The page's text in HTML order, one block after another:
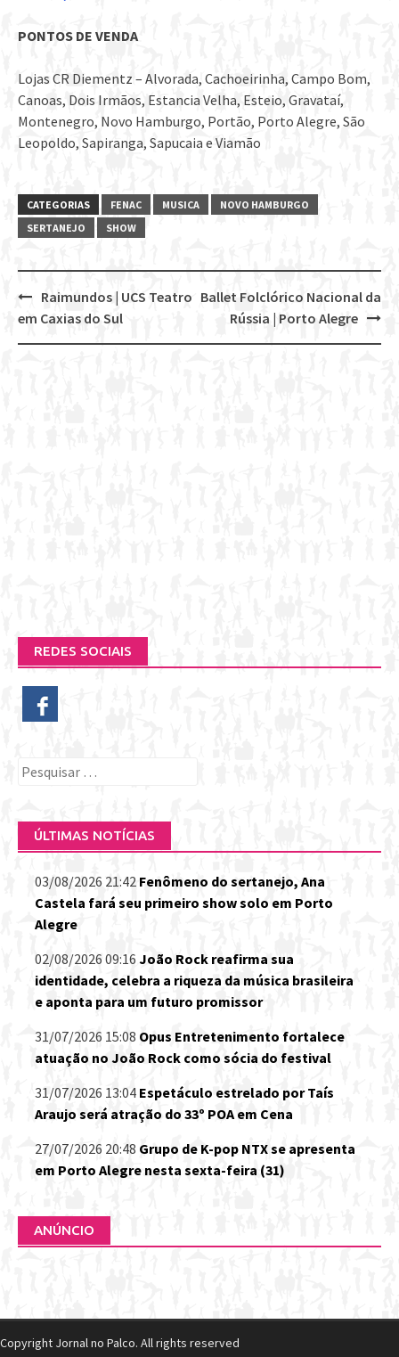
PONTOS DE VENDA
Lojas CR Diementz – Alvorada, Cachoeirinha, Campo Bom,
Canoas, Dois Irmãos, Estancia Velha, Esteio, Gravataí,
Montenegro, Novo Hamburgo, Portão, Porto Alegre, São
Leopoldo, Sapiranga, Sapucaia e Viamão
CATEGORIAS FENAC MUSICA
NOVO HAMBURGO
SERTANEJO
SHOW
Post
navigation
Ballet Folclórico Nacional da
Rússia | Porto Alegre
Raimundos | UCS Teatro
em Caxias do Sul
REDES SOCIAIS
Pesquisar
ÚLTIMAS NOTÍCIAS
03/08/2026 21:42 Fenômeno do sertanejo, Ana
Castela fará seu primeiro show solo em Porto
Alegre
02/08/2026 09:16 João Rock reafirma sua
identidade, celebra a riqueza da música brasileira
e aponta para um futuro promissor
31/07/2026 15:08 Opus Entretenimento fortalece
atuação no João Rock como sócia do festival
31/07/2026 13:04 Espetáculo estrelado por Taís
Araujo será atração do 33º POA em Cena
27/07/2026 20:48 Grupo de K-pop NTX se apresenta
em Porto Alegre nesta sexta-feira (31)
ANÚNCIO
Copyright Jornal no Palco. All rights reserved